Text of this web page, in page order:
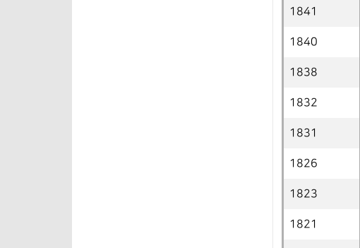
1841
1840
1838
1832
1831
1826
1823
1821